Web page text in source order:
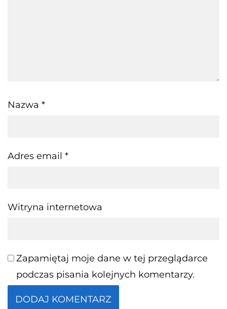
Nazwa *
Adres email *
Witryna internetowa
Zapamiętaj moje dane w tej przeglądarce
podczas pisania kolejnych komentarzy.